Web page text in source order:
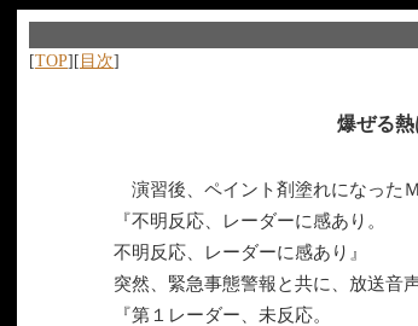
[TOP][ 目次]
爆ぜる
演習後、ペイント剤塗れになった
『不明反応、レーダーに感あり。
不明反応、レーダーに感あり』
突然、緊急事態警報と共に、放送音
『第１レーダー、未反応。